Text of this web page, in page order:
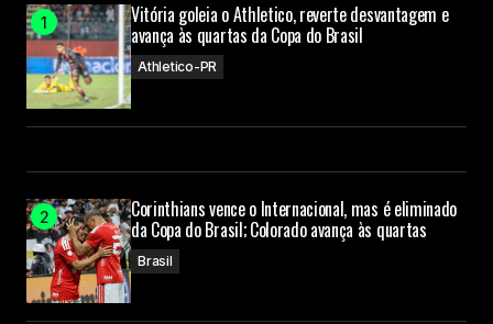
Vitória goleia o Athletico, reverte desvantagem e
avança às quartas da Copa do Brasil
Athletico-PR
Corinthians vence o Internacional, mas é eliminado
da Copa do Brasil; Colorado avança às quartas
Brasil